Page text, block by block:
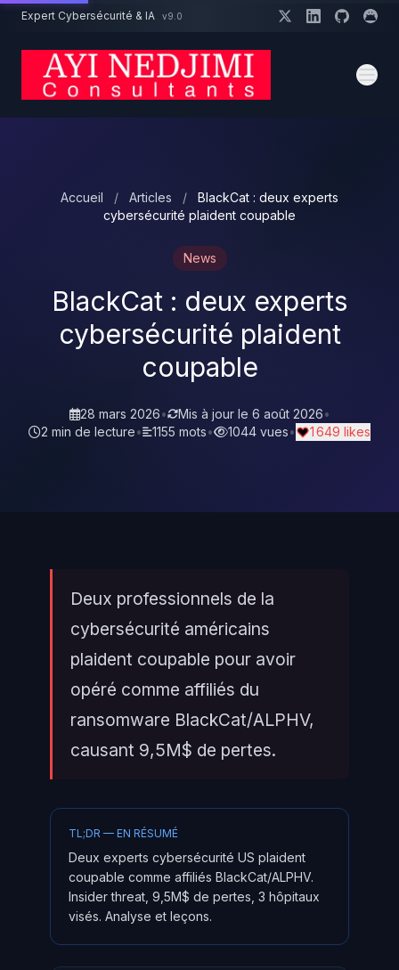
Aller au contenu principal
Expert Cybersécurité & IA v9.0
Accueil / Articles /
BlackCat : deux experts
cybersécurité plaident coupable
News
BlackCat : deux experts
cybersécurité plaident
coupable
28 mars 2026• Mis à jour le 6 août 2026•
2 min de lecture• 1155 mots• 1044 vues• 1 649 likes
Deux professionnels de la
cybersécurité américains
plaident coupable pour avoir
opéré comme affiliés du
ransomware BlackCat/ALPHV,
causant 9,5M$ de pertes.
TL;DR — EN RÉSUMÉ
Deux experts cybersécurité US plaident
coupable comme affiliés BlackCat/ALPHV.
Insider threat, 9,5M$ de pertes, 3 hôpitaux
visés. Analyse et leçons.
Un projet cybersécurité ?